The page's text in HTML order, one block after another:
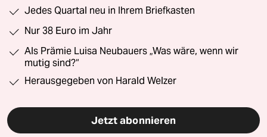
Jedes Quartal neu in Ihrem Briefkasten
Nur 38 Euro im Jahr
Als Prämie Luisa Neubauers „Was wäre, wenn wir
mutig sind?“
Herausgegeben von Harald Welzer
Jetzt abonnieren